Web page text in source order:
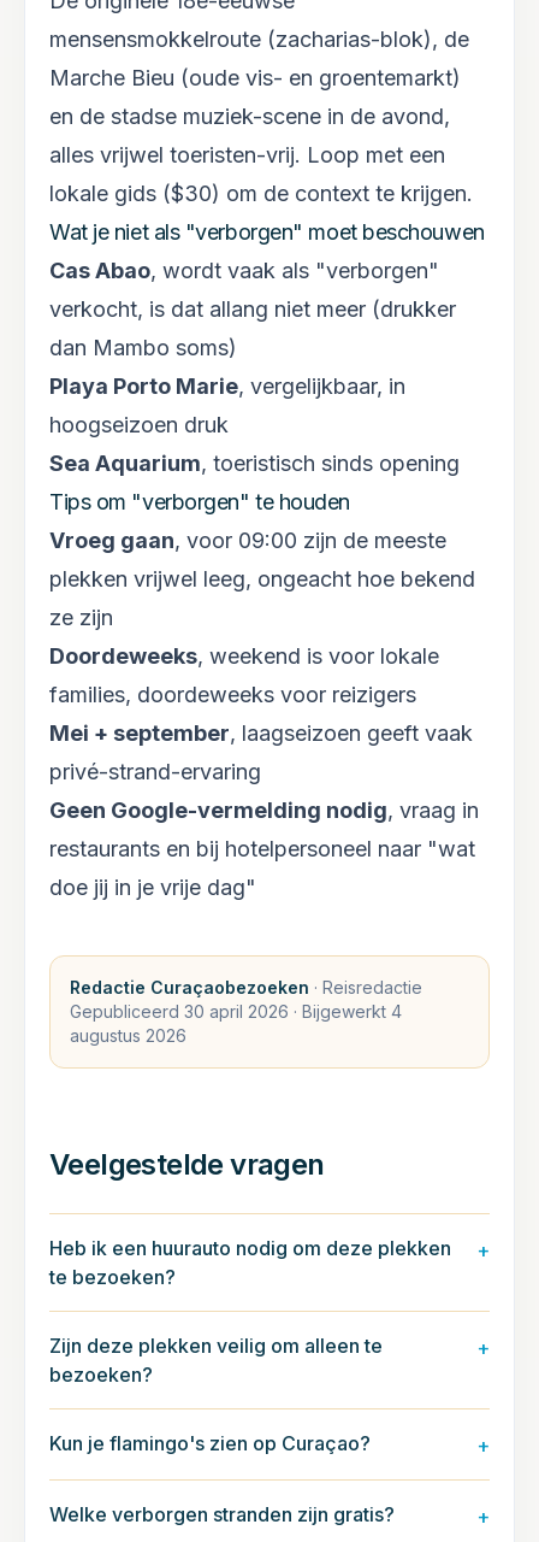
mensensmokkelroute (zacharias-blok), de
Marche Bieu (oude vis- en groentemarkt)
en de stadse muziek-scene in de avond,
alles vrijwel toeristen-vrij. Loop met een
lokale gids ($30) om de context te krijgen.
Wat je niet als "verborgen" moet beschouwen
Cas Abao, wordt vaak als "verborgen"
verkocht, is dat allang niet meer (drukker
dan Mambo soms)
Playa Porto Marie, vergelijkbaar, in
hoogseizoen druk
Sea Aquarium, toeristisch sinds opening
Tips om "verborgen" te houden
Vroeg gaan, voor 09:00 zijn de meeste
plekken vrijwel leeg, ongeacht hoe bekend
ze zijn
Doordeweeks, weekend is voor lokale
families, doordeweeks voor reizigers
Mei + september, laagseizoen geeft vaak
privé-strand-ervaring
Geen Google-vermelding nodig, vraag in
restaurants en bij hotelpersoneel naar "wat
doe jij in je vrije dag"
Redactie Curaçaobezoeken · Reisredactie
Gepubliceerd 30 april 2026 · Bijgewerkt 4
augustus 2026
Veelgestelde vragen
Heb ik een huurauto nodig om deze plekken
te bezoeken?
+
Zijn deze plekken veilig om alleen te
bezoeken?
+
Kun je flamingo's zien op Curaçao? +
Welke verborgen stranden zijn gratis? +